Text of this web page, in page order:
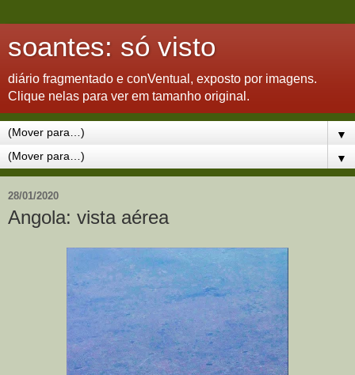
soantes: só visto
diário fragmentado e conVentual, exposto por imagens.
Clique nelas para ver em tamanho original.
▼
▼
28/01/2020
Angola: vista aérea